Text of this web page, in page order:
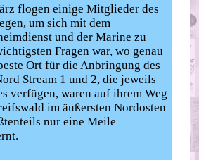
flogen einige Mitglieder des
um sich mit dem
und der Marine zu
Fragen war, wo genau
Ort für die Anbringung des
Stream 1 und 2, die jeweils
verfügen, waren auf ihrem Weg
im äußersten Nordosten
nur eine Meile